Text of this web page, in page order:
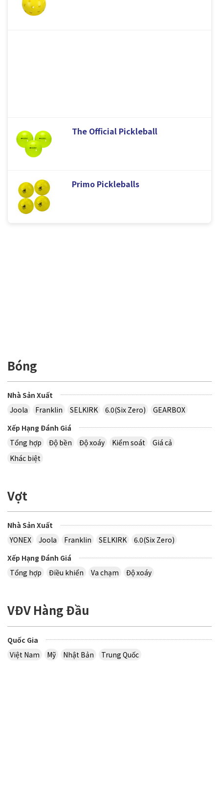
The Official Pickleball
Primo Pickleballs
Bóng
Nhà Sản Xuất
Joola
Franklin SELKIRK 6.0(Six Zero)
GEARBOX
Xếp Hạng Đánh Giá
Tổng hợp
Độ bền Độ xoáy Kiểm soát
Giá cả
Khác biệt
Vợt
Nhà Sản Xuất
YONEX
Joola Franklin SELKIRK
6.0(Six Zero)
Xếp Hạng Đánh Giá
Tổng hợp
Điều khiển Va chạm Độ xoáy
VĐV Hàng Đầu
Quốc Gia
Việt Nam
Mỹ Nhật Bản Trung Quốc